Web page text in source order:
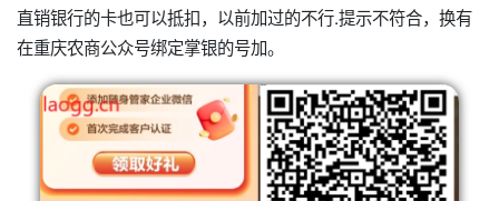
直销银行的卡也可以抵扣，以前加过的不行.提示不符合，换有
在重庆农商公众号绑定掌银的号加。